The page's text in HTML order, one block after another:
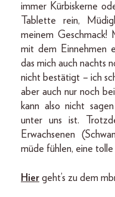
immer Kürbiskerne
Tablette rein,
meinem Geschmack!
mit dem Einnehmen
das mich auch nachts
nicht bestätigt – ich
aber auch nur noch
kann also nicht
unter uns ist.
Erwachsenen
müde fühlen, eine
Hier geht’s zu dem